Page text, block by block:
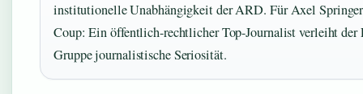
institutionelle Unabhängigkeit der ARD. Für Axel
Coup: Ein öffentlich-rechtlicher Top-Journalist verleiht
Gruppe journalistische Seriosität.